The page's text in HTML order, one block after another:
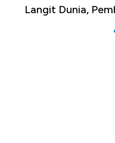
Langit Dunia,